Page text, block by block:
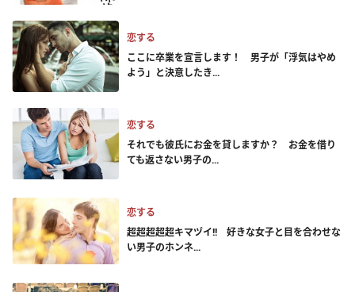
恋する
ここに卒業を宣言します！ 男子が「浮気はやめ
よう」と決意したき...
恋する
それでも彼氏にお金を貸しますか？ お金を借り
ても返さない男子の...
恋する
超超超超超キマヅイ!! 好きな女子と目を合わせな
い男子のホンネ...